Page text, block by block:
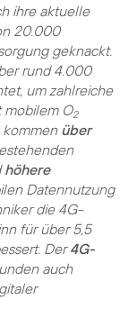
ihre aktuelle
20.000
geknackt.
rund 4.000
um zahlreiche
mobilem O2
kommen über
höhere
Datennutzung
die 4G-
für über 5,5
Der4G-
auch